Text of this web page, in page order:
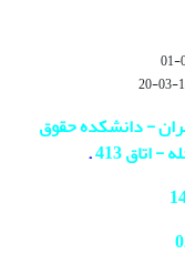
- دانشکده حقوق
.